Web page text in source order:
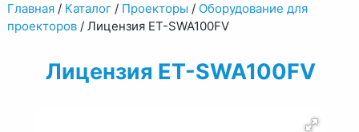
Главная/ Каталог/ Проекторы / Оборудование для
проекторов/ Лицензия ET-SWA100FV
Лицензия ET-SWA100FV